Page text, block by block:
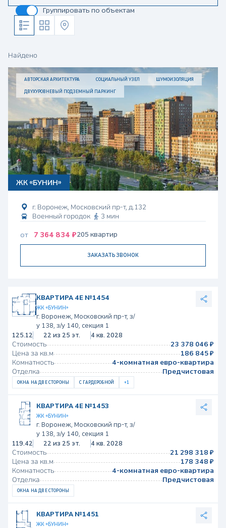
Группировать по объектам
Найдено
ЖК «БУНИН»
АВТОРСКАЯ АРХИТЕКТУРА СОЦИАЛЬНЫЙ УЗЕЛ ШУМОИЗОЛЯЦИЯ
ДВУХУРОВНЕВЫЙ ПОДЗЕМНЫЙ ПАРКИНГ
г. Воронеж, Московский пр-т, д.132
Военный городок
3 мин
от 7 364 834 ₽205 квартир
ЗАКАЗАТЬ ЗВОНОК
КВАРТИРА 4Е №1454
ЖК «БУНИН»
г. Воронеж, Московский пр-т, з/
у 138, з/у 140, секция 1
125.12
22 из 25 эт. 4 кв. 2028
Стоимость
23 378 046 ₽
Цена за кв.м
186 845 ₽
Комнатность
4-комнатная евро-квартира
Отделка
Предчистовая
ОКНА НА ДВЕ СТОРОНЫ С ГАРДЕРОБНОЙ +1
КВАРТИРА 4Е №1453
ЖК «БУНИН»
г. Воронеж, Московский пр-т, з/
у 138, з/у 140, секция 1
119.42
22 из 25 эт. 4 кв. 2028
Стоимость
21 298 318 ₽
Цена за кв.м
178 348 ₽
Комнатность
4-комнатная евро-квартира
Отделка
Предчистовая
ОКНА НА ДВЕ СТОРОНЫ
КВАРТИРА №1451
ЖК «БУНИН»